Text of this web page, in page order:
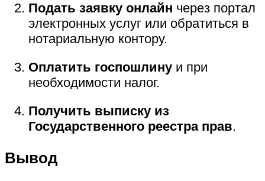
Подать заявку онлайн через портал
электронных услуг или обратиться в
нотариальную контору.
Оплатить госпошлину и при
необходимости налог.
Получить выписку из
Государственного реестра прав.
Вывод